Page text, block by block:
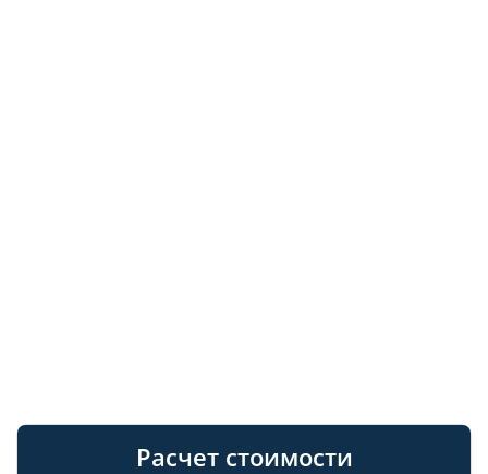
Расчет стоимости